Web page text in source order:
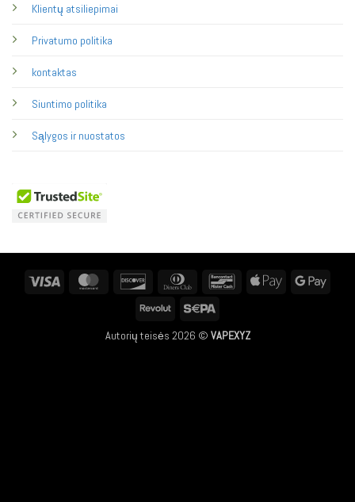
Klientų atsiliepimai
Privatumo politika
kontaktas
Siuntimo politika
Sąlygos ir nuostatos
MasterCard Discover
Dinners
BancontactApple
Revolut
Autorių teisės 2026 © VAPEXYZ